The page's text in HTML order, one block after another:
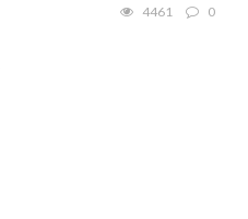
4461 0